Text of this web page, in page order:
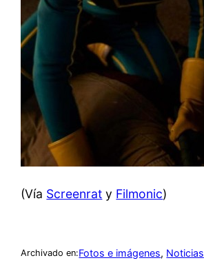
(Vía Screenrat y Filmonic)
Archivado en:Fotos e imágenes, Noticias